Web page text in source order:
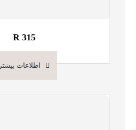
R 315
اطلاعات بیشتر